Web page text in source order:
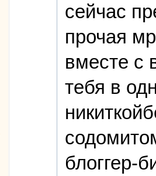
сейчас
прочая
вместе с
тебя в
блоггер-